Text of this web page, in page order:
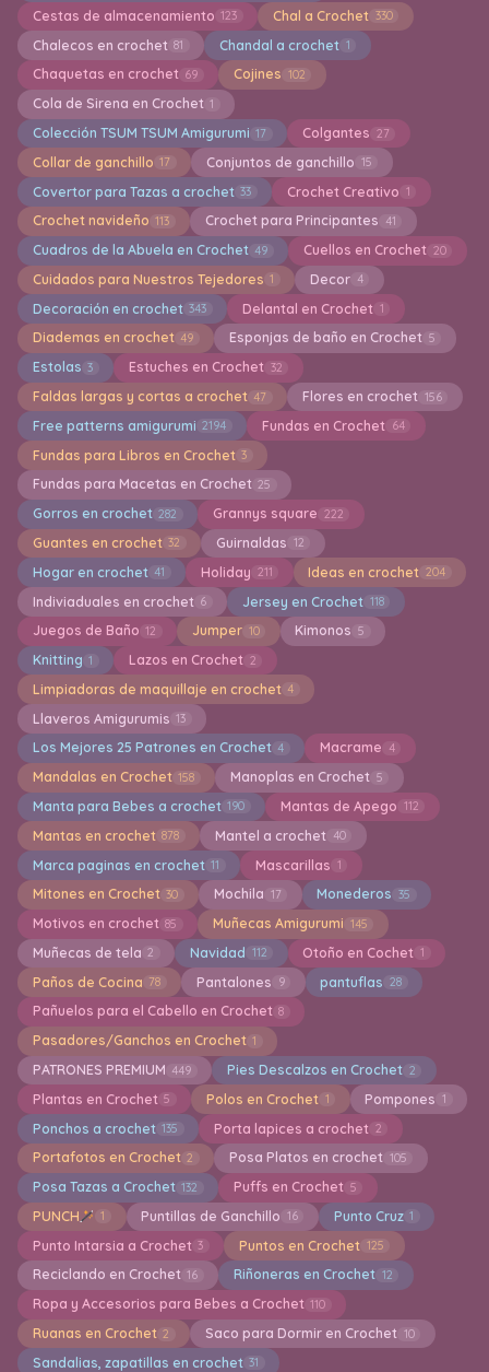
Cestas de almacenamiento 123 Chal a Crochet 330
Chalecos en crochet 81 Chandal a crochet 1
Chaquetas en crochet 69 Cojines 102
Cola de Sirena en Crochet 1
Colección TSUM TSUM Amigurumi 17 Colgantes 27
Collar de ganchillo 17 Conjuntos de ganchillo 15
Covertor para Tazas a crochet 33 Crochet Creativo 1
Crochet navideño 113 Crochet para Principantes 41
Cuadros de la Abuela en Crochet 49 Cuellos en Crochet 20
Cuidados para Nuestros Tejedores 1 Decor 4
Decoración en crochet 343 Delantal en Crochet 1
Diademas en crochet 49 Esponjas de baño en Crochet 5
Estolas 3 Estuches en Crochet 32
Faldas largas y cortas a crochet 47 Flores en crochet 156
Free patterns amigurumi 2194 Fundas en Crochet 64
Fundas para Libros en Crochet 3
Fundas para Macetas en Crochet 25
Gorros en crochet 282 Grannys square 222
Guantes en crochet 32 Guirnaldas 12
Hogar en crochet 41 Holiday 211 Ideas en crochet 204
Indiviaduales en crochet 6 Jersey en Crochet 118
Juegos de Baño 12 Jumper 10 Kimonos 5
Knitting 1 Lazos en Crochet 2
Limpiadoras de maquillaje en crochet 4
Llaveros Amigurumis 13
Los Mejores 25 Patrones en Crochet 4 Macrame 4
Mandalas en Crochet 158 Manoplas en Crochet 5
Manta para Bebes a crochet 190 Mantas de Apego 112
Mantas en crochet 878 Mantel a crochet 40
Marca paginas en crochet 11 Mascarillas 1
Mitones en Crochet 30 Mochila 17 Monederos 35
Motivos en crochet 85 Muñecas Amigurumi 145
Muñecas de tela 2 Navidad 112 Otoño en Cochet 1
Paños de Cocina 78 Pantalones 9 pantuflas 28
Pañuelos para el Cabello en Crochet 8
Pasadores/Ganchos en Crochet 1
PATRONES PREMIUM 449 Pies Descalzos en Crochet 2
Plantas en Crochet 5 Polos en Crochet 1 Pompones 1
Ponchos a crochet 135 Porta lapices a crochet 2
Portafotos en Crochet 2 Posa Platos en crochet 105
Posa Tazas a Crochet 132 Puffs en Crochet 5
PUNCH 1 Puntillas de Ganchillo 16 Punto Cruz 1
Punto Intarsia a Crochet 3 Puntos en Crochet 125
Reciclando en Crochet 16 Riñoneras en Crochet 12
Ropa y Accesorios para Bebes a Crochet 110
Ruanas en Crochet 2 Saco para Dormir en Crochet 10
Sandalias, zapatillas en crochet 31